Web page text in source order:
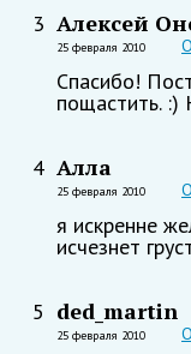
3 Алексей
25 февраля 2010
Спасибо!
пощастить. :)
4 Алла
25 февраля 2010
я искренне
исчезнет
5 ded_martin
25 февраля 2010